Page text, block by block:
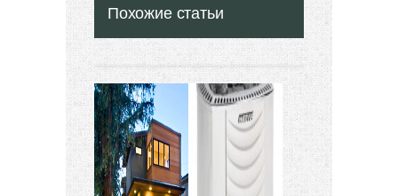
Похожие статьи